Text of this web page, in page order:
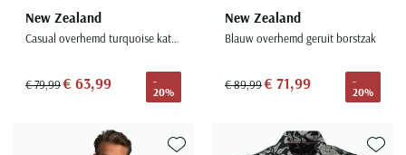
New Zealand
Casual overhemd turquoise katoen
€ 79,99€ 63,99
-
20%
New Zealand
Blauw overhemd geruit borstzak
€ 89,99€ 71,99
-
20%